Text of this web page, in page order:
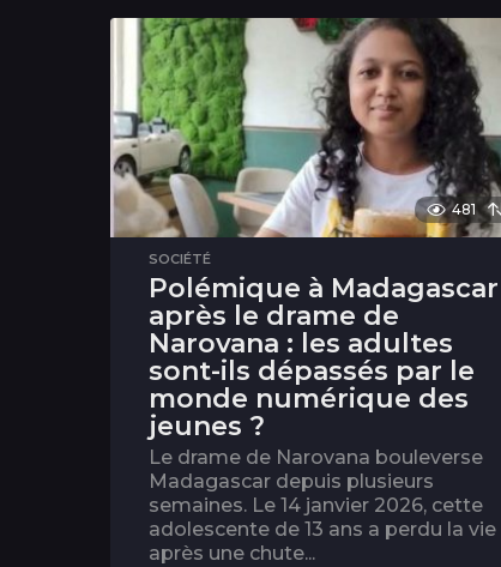
481
SOCIÉTÉ
Polémique à Madagascar
après le drame de
Narovana : les adultes
sont-ils dépassés par le
monde numérique des
jeunes ?
Le drame de Narovana bouleverse
Madagascar depuis plusieurs
semaines. Le 14 janvier 2026, cette
adolescente de 13 ans a perdu la vie
après une chute...